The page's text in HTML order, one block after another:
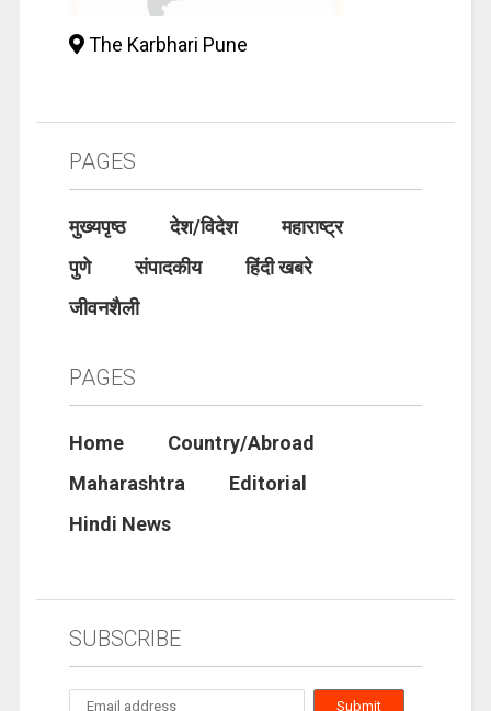
The Karbhari Pune
PAGES
मुख्यपृष्ठ देश/विदेश
महाराष्ट्र
पुणे
संपादकीय
हिंदी खबरे
जीवनशैली
PAGES
Home
Country/Abroad
Maharashtra
Editorial
Hindi News
SUBSCRIBE